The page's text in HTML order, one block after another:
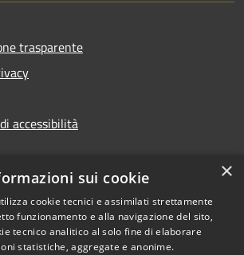
trasparente
accessibilità
×
sui cookie
cookie tecnici e assimilati strettamente
funzionamento e alla navigazione del sito,
tecnico analitico al solo fine di elaborare
statistiche, aggregate e anonime.